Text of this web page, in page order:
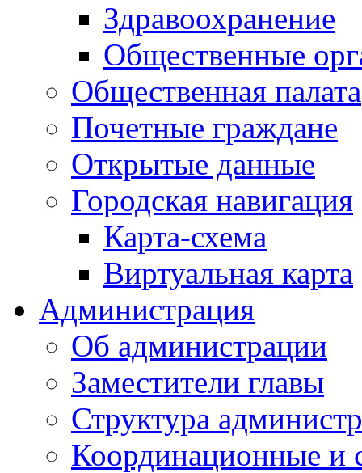
Здравоохранение
Общественные
Общественная палата
Почетные граждане
Открытые данные
Городская навигация
Карта-схема
Виртуальная карта
Администрация
Об администрации
Заместители главы
Структура
Координационные и